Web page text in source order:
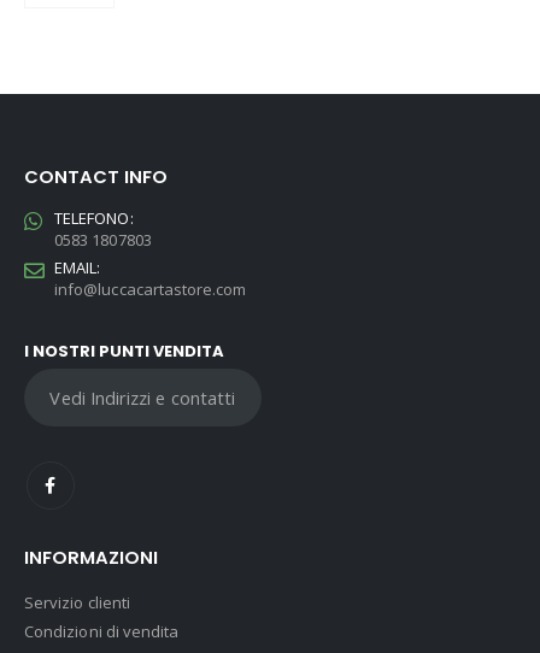
CONTACT INFO
TELEFONO:
0583 1807803
EMAIL:
info@luccacartastore.com
I NOSTRI PUNTI VENDITA
Vedi Indirizzi e contatti
INFORMAZIONI
Servizio clienti
Condizioni di vendita